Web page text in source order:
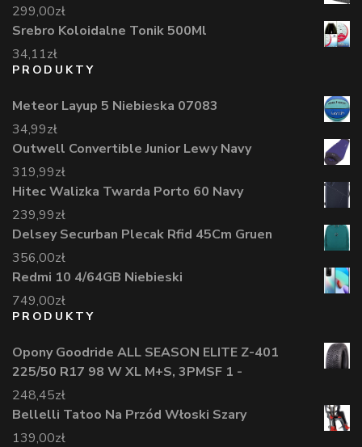
299,00zł
Srebro Koloidalne Tonik 500Ml
34,11zł
PRODUKTY
Meteor Layup 5 Niebieska 07083
34,99zł
Outwell Convertible Junior Lewy Navy
319,99zł
Hitec Walizka Twarda Porto 60 Navy
239,99zł
Delsey Securban Plecak Rfid 45Cm Gruen
356,00zł
Redmi 10 4/64GB Niebieski
749,00zł
PRODUKTY
Opony Goodride ALL SEASON ELITE Z-401
225/50 R17 98 W XL M+S, 3PMSF 1 -
248,45zł
Bellelli Tatoo Na Przód Włoski Szary
139,00zł